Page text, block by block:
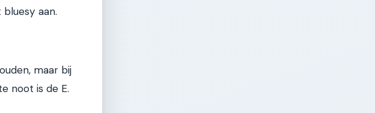
aan.
maar bij
noot is de E.